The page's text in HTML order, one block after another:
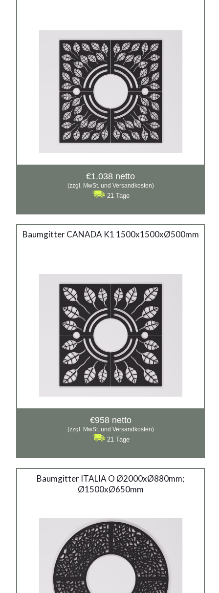
Material:
verzinkter Stahl mit Pulverbeschichtung in RAL
€1.038 netto
(zzgl. MwSt. und Versandkosten)
21 Tage
Baumgitter CANADA K1 1500x1500xØ500mm
Baumgitter CANADA K1
Material:
verzinkter Stahl mit Pulverbeschichtung in RAL
€958 netto
(zzgl. MwSt. und Versandkosten)
21 Tage
Baumgitter ITALIA O Ø2000xØ880mm;
Ø1500xØ650mm
Baumgitter ITALIA O
1500 x 650mm
Material:
verzinkter Stahl mit Pulverbeschichtung in RAL